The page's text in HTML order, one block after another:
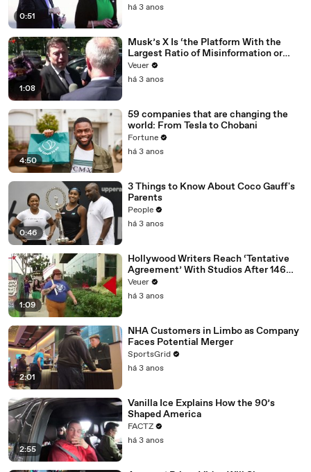
0:51
há 3 anos
1:08
Musk’s X Is ‘the Platform With the
Largest Ratio of Misinformation or
Disinformation’ Amongst All Social
Media Platforms
Veuer
há 3 anos
4:50
59 companies that are changing the
world: From Tesla to Chobani
Fortune
há 3 anos
0:46
3 Things to Know About Coco Gauff's
Parents
People
há 3 anos
1:09
Hollywood Writers Reach ‘Tentative
Agreement’ With Studios After 146
Day Strike
Veuer
há 3 anos
2:01
NHA Customers in Limbo as Company
Faces Potential Merger
SportsGrid
há 3 anos
2:55
Vanilla Ice Explains How the 90’s
Shaped America
FACTZ
há 3 anos